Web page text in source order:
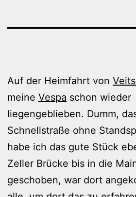
Auf der Heimfahrt von
meine Vespa schon wieder
liegengeblieben. Dumm,
Schnellstraße ohne
habe ich das gute Stück
Zeller Brücke bis in die
geschoben, war dort